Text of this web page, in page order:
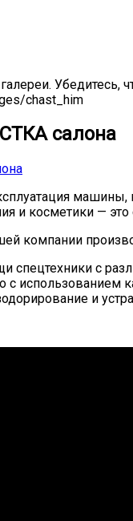
Убедитесь,
chast_him
салона
машины,
и косметики — это
компании
спецтехники с
с использованием
и